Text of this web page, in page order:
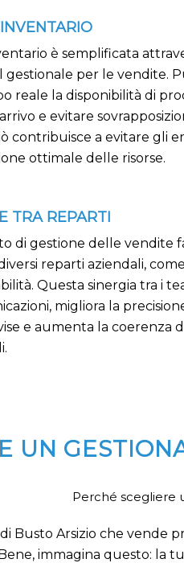
è semplificata
gestionale per le vendite.
reale la disponibilità di
e evitare
contribuisce a evitare gli
ottimale delle risorse.
TRA REPARTI
di gestione delle vendite
reparti aziendali,
Questa sinergia tra i
migliora la
e aumenta la coerenza
UN
Perché scegliere
Busto Arsizio che vende
immagina questo: